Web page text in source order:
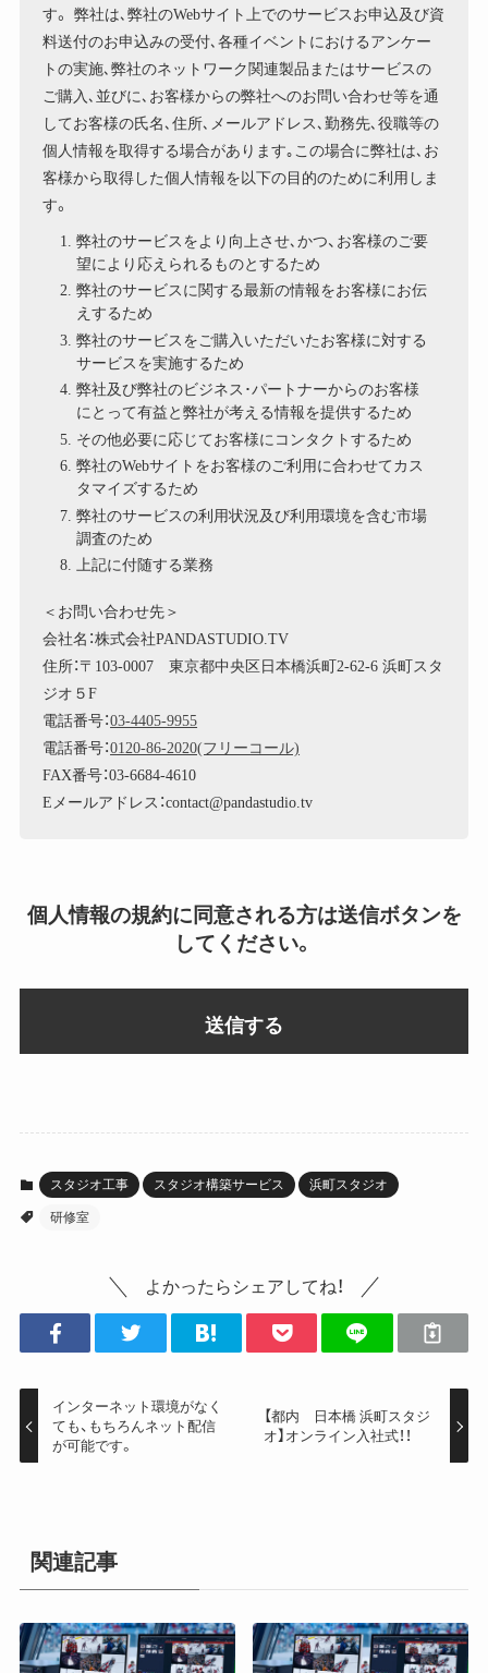
す。 弊社は､弊社のWebサイト上でのサービスお申込及び資
料送付のお申込みの受付､各種イベントにおけるアンケー
トの実施､弊社のネットワーク関連製品またはサービスの
ご購入､並びに､お客様からの弊社へのお問い合わせ等を通
してお客様の氏名､住所､メールアドレス､勤務先､役職等の
個人情報を取得する場合があります｡この場合に弊社は､お
客様から取得した個人情報を以下の目的のために利用しま
す。
弊社のサービスをより向上させ､かつ、お客様のご要
望により応えられるものとするため
弊社のサービスに関する最新の情報をお客様にお伝
えするため
弊社のサービスをご購入いただいたお客様に対する
サービスを実施するため
弊社及び弊社のビジネス･パートナーからのお客様
にとって有益と弊社が考える情報を提供するため
その他必要に応じてお客様にコンタクトするため
弊社のWebサイトをお客様のご利用に合わせてカス
タマイズするため
弊社のサービスの利用状況及び利用環境を含む市場
調査のため
上記に付随する業務
＜お問い合わせ先＞
会社名：株式会社PANDASTUDIO.TV
住所：〒103-0007 東京都中央区日本橋浜町2-62-6 浜町スタ
ジオ５F
電話番号：03-4405-9955
電話番号：0120-86-2020(フリーコール)
FAX番号：03-6684-4610
Eメールアドレス：contact@pandastudio.tv
個人情報の規約に同意される方は送信ボタンを
してください。
スタジオ工事 スタジオ構築サービス 浜町スタジオ
研修室
よかったらシェアしてね！
インターネット環境がなく
ても、もちろんネット配信
が可能です。
【都内 日本橋 浜町スタジ
オ】オンライン入社式！！
関連記事